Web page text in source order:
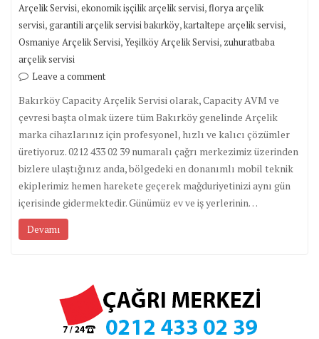
Arçelik Servisi,ekonomik işçilik arçelik servisi,florya arçelik
servisi,garantili arçelik servisi bakırköy,kartaltepe arçelik servisi,
Osmaniye Arçelik Servisi,Yeşilköy Arçelik Servisi, zuhuratbaba
arçelik servisi
Leave a comment
Bakırköy Capacity Arçelik Servisi olarak, Capacity AVM ve
çevresi başta olmak üzere tüm Bakırköy genelinde Arçelik
marka cihazlarınız için profesyonel, hızlı ve kalıcı çözümler
üretiyoruz. 0212 433 02 39 numaralı çağrı merkezimiz üzerinden
bizlere ulaştığınız anda, bölgedeki en donanımlı mobil teknik
ekiplerimiz hemen harekete geçerek mağduriyetinizi aynı gün
içerisinde gidermektedir. Günümüz ev ve iş yerlerinin…
Devamı